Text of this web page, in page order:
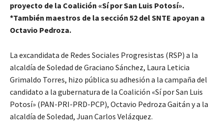
proyecto de la Coalición «Sí por San Luis Potosí».
*También maestros de la sección 52 del SNTE apoyan a
Octavio Pedroza.
La excandidata de Redes Sociales Progresistas (RSP) a la
alcaldía de Soledad de Graciano Sánchez, Laura Leticia
Grimaldo Torres, hizo pública su adhesión a la campaña del
candidato a la gubernatura de la Coalición «Sí por San Luis
Potosí» (PAN-PRI-PRD-PCP), Octavio Pedroza Gaitán y a la
alcaldía de Soledad, Juan Carlos Velázquez.